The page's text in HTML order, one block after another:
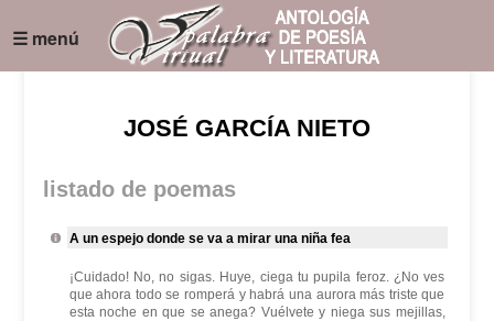
☰ menú
JOSÉ GARCÍA NIETO
listado de poemas
A un espejo donde se va a mirar una niña fea
¡Cuidado! No, no sigas. Huye, ciega tu pupila feroz. ¿No ves
que ahora todo se romperá y habrá una aurora más triste que
esta noche en que se anega? Vuélvete y niega sus mejillas,